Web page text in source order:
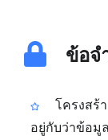
ข้อจ
โครงสร้
อยู่กับว่าข้อมู